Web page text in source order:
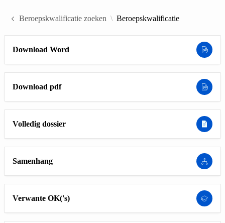
Beroepskwalificatie zoeken Beroepskwalificatie
Download Word
Download pdf
Volledig dossier
Samenhang
Verwante OK('s)